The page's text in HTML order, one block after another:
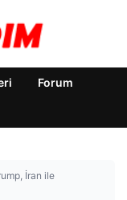
Forum
İran ile